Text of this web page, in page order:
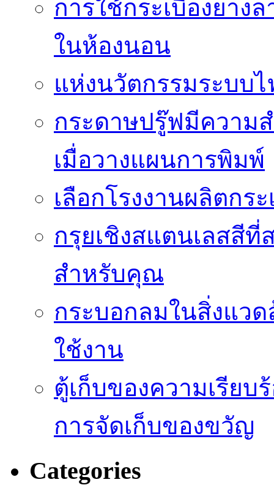
การใช้กระเบื้องยาง
ในห้องนอน
แห่งนวัตกรรมระบบ
กระดาษปรู๊ฟมีความ
เมื่อวางแผนการพิมพ์
เลือกโรงงานผลิตก
กรุยเชิงสแตนเลสสี
สำหรับคุณ
กระบอกลมในสิ่งแว
ใช้งาน
ตู้เก็บของความเรีย
การจัดเก็บของขวัญ
Categories